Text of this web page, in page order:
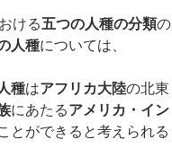
ける五つの人種の分類の
人種については、
種はアフリカ大陸の北東
にあたるアメリカ・イン
とができると考えられる